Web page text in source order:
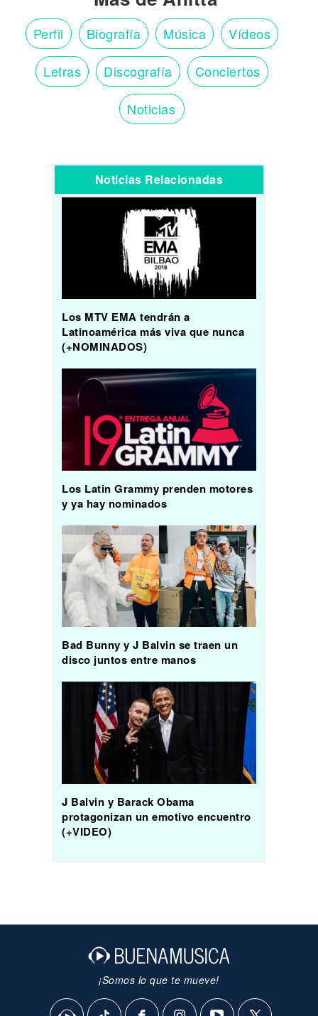
Perfil Biografía Música Vídeos
Letras Discografía Conciertos
Noticias
Noticias Relacionadas
Los MTV EMA tendrán a
Latinoamérica más viva que nunca
(+NOMINADOS)
Los Latin Grammy prenden motores
y ya hay nominados
Bad Bunny y J Balvin se traen un
disco juntos entre manos
J Balvin y Barack Obama
protagonizan un emotivo encuentro
(+VIDEO)
¡Somos lo que te mueve!